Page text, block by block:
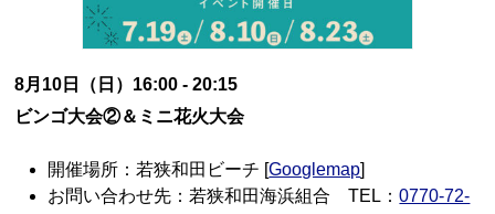
8月10日（日）16:00 - 20:15
ビンゴ大会②＆ミニ花火大会
開催場所：若狭和田ビーチ [Googlemap]
お問い合わせ先：若狭和田海浜組合 TEL：0770-72-